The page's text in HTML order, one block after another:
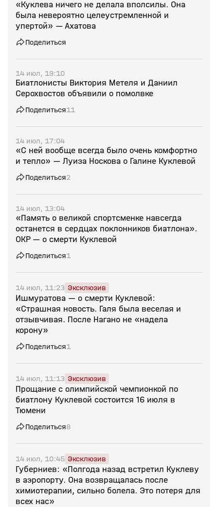
«Куклева ничего не делала вполсилы. Она
была невероятно целеустремленной и
упертой» — Ахатова
Поделиться
14 июл, 19:10
Биатлонисты Виктория Метеля и Даниил
Серохвостов объявили о помолвке
Поделиться11
14 июл, 17:04
«С ней вообще всегда было очень комфортно
и тепло» — Луиза Носкова о Галине Куклевой
Поделиться2
14 июл, 13:04
«Память о великой спортсменке навсегда
останется в сердцах поклонников биатлона».
ОКР — о смерти Куклевой
Поделиться1
14 июл, 11:23 Эксклюзив
Ишмуратова — о смерти Куклевой:
«Страшная новость. Галя была веселая и
отзывчивая. После Нагано не «надела
корону»
Поделиться1
14 июл, 11:13 Эксклюзив
Прощание с олимпийской чемпионкой по
биатлону Куклевой состоится 16 июля в
Тюмени
Поделиться8
14 июл, 10:45 Эксклюзив
Губерниев: «Полгода назад встретил Куклеву
в аэропорту. Она возвращалась после
химиотерапии, сильно болела. Это потеря для
всех нас»